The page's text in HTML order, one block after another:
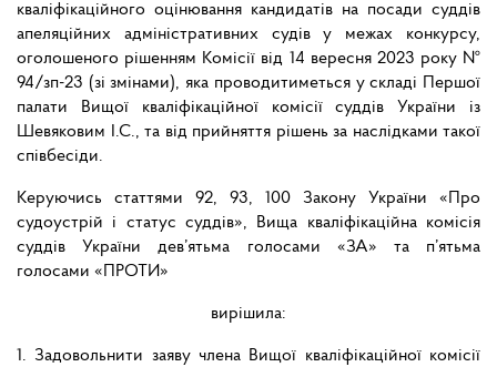
кваліфікаційного оцінювання кандидатів на посади суддів
апеляційних адміністративних судів у межах конкурсу,
оголошеного рішенням Комісії від 14 вересня 2023 року №
94/зп-23 (зі змінами), яка проводитиметься у складі Першої
палати Вищої кваліфікаційної комісії суддів України із
Шевяковим І.С., та від прийняття рішень за наслідками такої
співбесіди.
Керуючись статтями 92, 93, 100 Закону України «Про
судоустрій і статус суддів», Вища кваліфікаційна комісія
суддів України дев’ятьма голосами «ЗА» та п’ятьма
голосами «ПРОТИ»
вирішила:
1. Задовольнити заяву члена Вищої кваліфікаційної комісії